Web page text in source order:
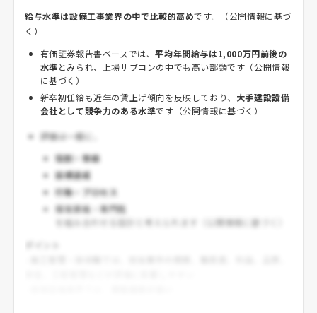
給与水準は設備工事業界の中で比較的高めです。（公開情報に基づ
く）
有価証券報告書ベースでは、平均年間給与は1,000万円前後の
水準とみられ、上場サブコンの中でも高い部類です（公開情報
に基づく）
新卒初任給も近年の賃上げ傾向を反映しており、 大手建設設備
会社として競争力のある水準です（公開情報に基づく）
評価は一般に、
役割・等級
目標達成
行動・プロセス
保有資格・専門性
を組み合わせる設計と考えられます（公開情報に基づく）